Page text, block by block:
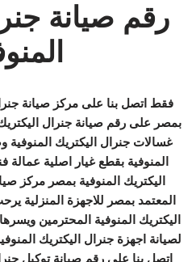
رقم صيانة
فقط اتصل بنا على مركز صيانة
بمصر على رقم صيانة جنرال اليكتريك
غسالات جنرال اليكتريك المنوفية
المنوفية بقطع غيار اصلية عمالة
اليكتريك المنوفية بمصر مركز
المعتمد بمصر للاجهزة المنزلية
اليكتريك المنوفية المحترمين
لصيانة اجهزة جنرال اليكتريك
اتصل بنا على رقم صيانة توكيل